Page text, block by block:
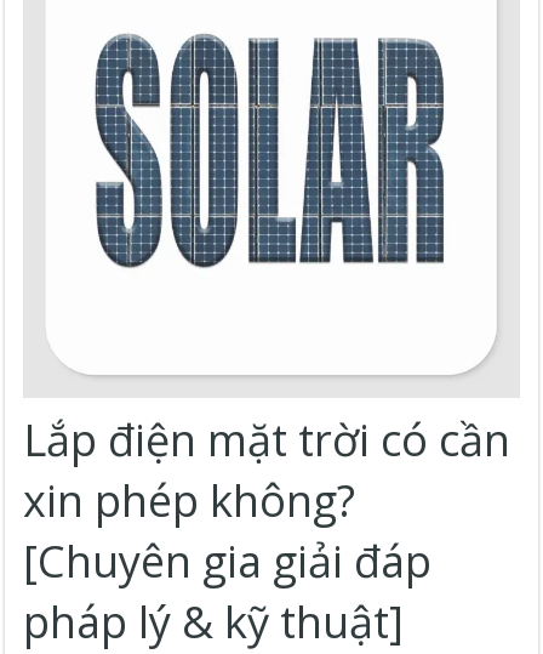
Lắp điện mặt trời có cần
xin phép không?
[Chuyên gia giải đáp
pháp lý & kỹ thuật]